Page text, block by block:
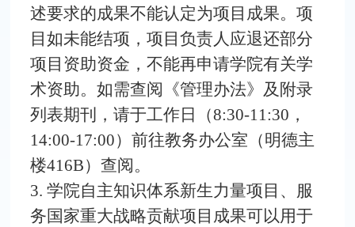
述要求的成果不能认定为项目成果。项
目如未能结项，项目负责人应退还部分
项目资助资金，不能再申请学院有关学
术资助。如需查阅《管理办法》及附录
列表期刊，请于工作日（8:30-11:30，
14:00-17:00）前往教务办公室（明德主
楼416B）查阅。
3. 学院自主知识体系新生力量项目、服
务国家重大战略贡献项目成果可以用于